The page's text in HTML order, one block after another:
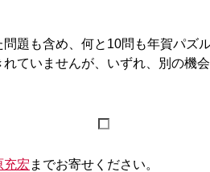
題も含め、何と10問も年賀パズ
ていませんが、いずれ、別の機
充宏 までお寄せください。